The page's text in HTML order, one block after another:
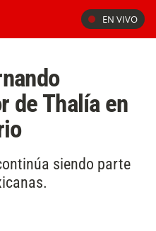
EN VIVO
de Thalía en
siendo parte